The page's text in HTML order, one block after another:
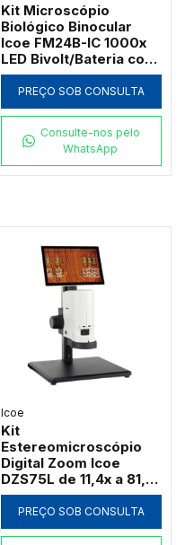
Kit Microscópio
Biológico Binocular
Icoe FM24B-IC 1000x
LED Bivolt/Bateria com
Ótica Acromática
PREÇO SOB CONSULTA
Consulte-nos pelo
WhatsApp
Icoe
Kit
Estereomicroscópio
Digital Zoom Icoe
DZS75L de 11,4x a 81,8x
Tela Touch 10" 4MP
Anel LED HDMI Wi-Fi
PREÇO SOB CONSULTA